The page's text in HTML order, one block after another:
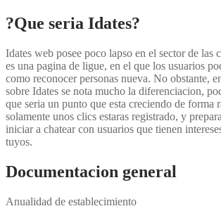
?Que seri­a Idates?
Idates web posee poco lapso en el sector de las
es una pagina de ligue, en el que los usuarios
como reconocer personas nueva. No obstante,
sobre Idates se nota mucho la diferenciacion,
que seri­a un punto que esta creciendo de forma
solamente unos clics estaras registrado, y
iniciar a chatear con usuarios que tienen
tuyos.
Documentacion general
Anualidad de establecimiento